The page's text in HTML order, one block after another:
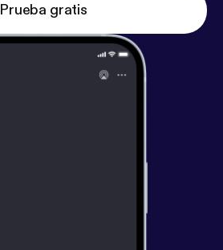
Prueba gratis